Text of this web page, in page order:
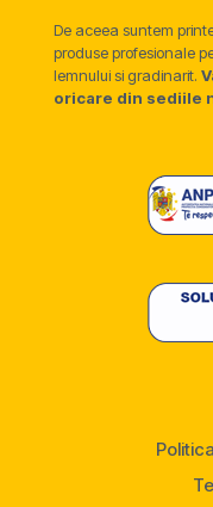
De aceea suntem
produse profesionale
lemnului si gradinarit.
oricare din sediile